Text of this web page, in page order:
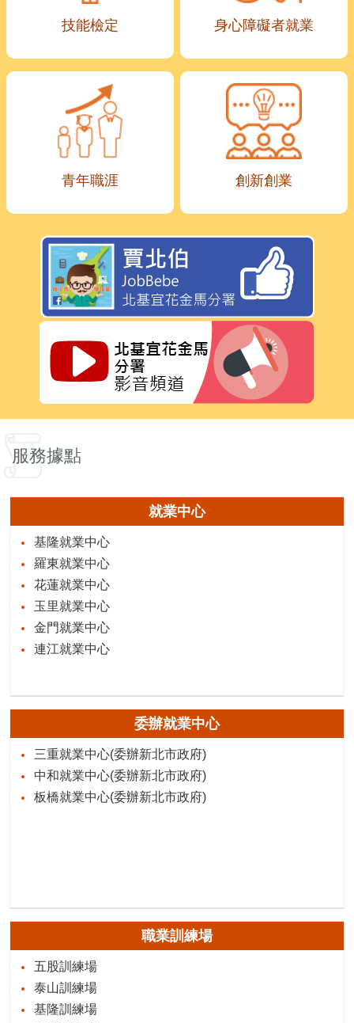
技能檢定 身心障礙者就業
青年職涯 創新創業
服務據點
就業中心
基隆就業中心
羅東就業中心
花蓮就業中心
玉里就業中心
金門就業中心
連江就業中心
委辦就業中心
三重就業中心(委辦新北市政府)
中和就業中心(委辦新北市政府)
板橋就業中心(委辦新北市政府)
職業訓練場
五股訓練場
泰山訓練場
基隆訓練場